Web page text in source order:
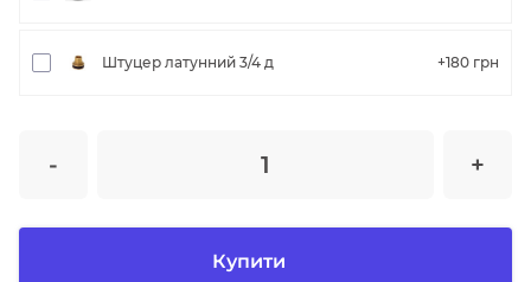
Штуцер латунний 3/4 д +180 грн
- +
Купити